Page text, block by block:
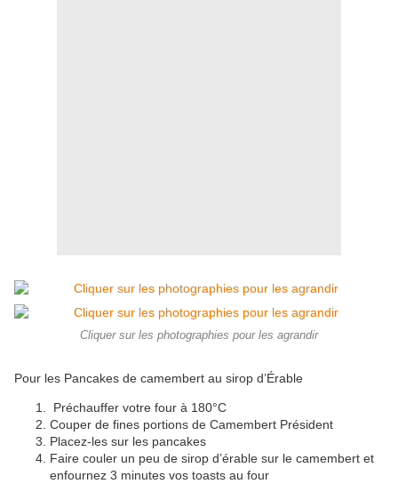
Cliquer sur les photographies pour les agrandir
Pour les Pancakes de camembert au sirop d’Érable
Préchauffer votre four à 180°C
Couper de fines portions de Camembert Président
Placez-les sur les pancakes
Faire couler un peu de sirop d’érable sur le camembert et
enfournez 3 minutes vos toasts au four